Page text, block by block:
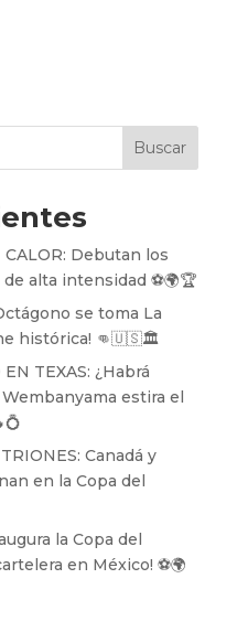
Buscar
Debutan los
alta intensidad ⚽️🌍🏆
se toma La
histórica! 👊🇺🇸🏛️
TEXAS: ¿Habrá
estira el
Canadá y
en la Copa del
la Copa del
en México! ⚽️🌍